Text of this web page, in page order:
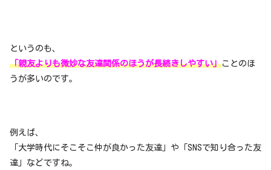
というのも、
「親友よりも微妙な友達関係のほうが長続きしやすい」ことのほ
うが多いのです。
例えば、
「大学時代にそこそこ仲が良かった友達」や「SNSで知り合った友
達」などですね。